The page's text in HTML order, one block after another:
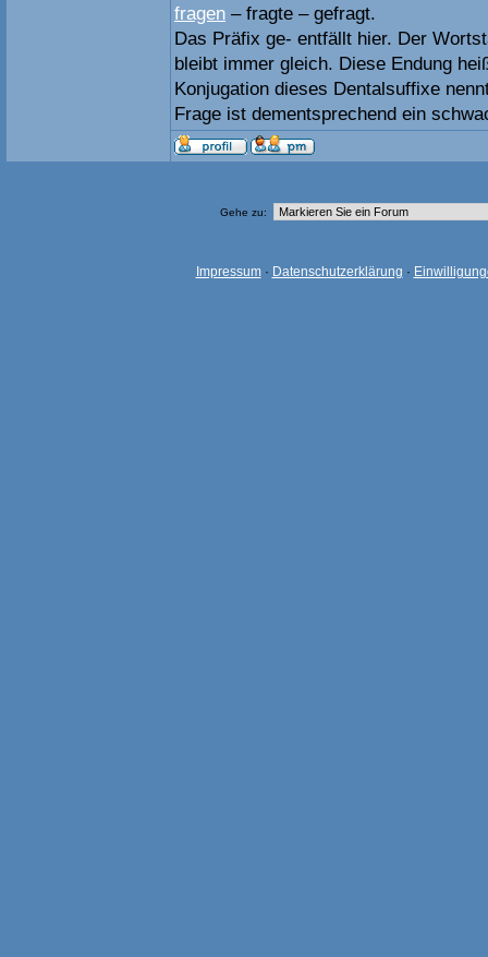
fragen – fragte – gefragt.
Das Präfix ge- entfällt hier. Der
bleibt immer gleich. Diese Endung
Konjugation dieses Dentalsuffixe
Frage ist dementsprechend ein
Gehe zu:
Impressum· Datenschutzerklärung ·